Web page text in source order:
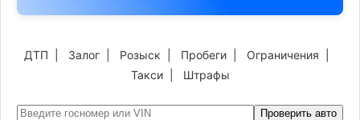
ДТП Залог Розыск Пробеги Ограничения
Такси| Штрафы
Проверить авто